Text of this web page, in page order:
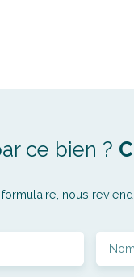
ce bien ?
nous
Nom